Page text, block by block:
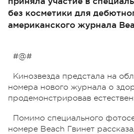
без косметики для
американского журнала
#@#
Кинозвезда предстала на
номера нового журнала о
продемонстрировав
Помимо специального
номере Beach Гвинет